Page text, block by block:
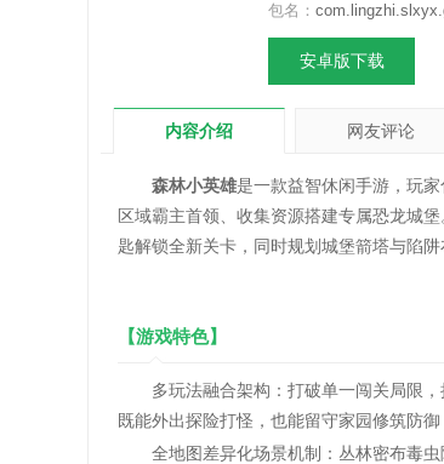
包名：
安卓版下载
内容介绍 网友评论
森林小英雄是一款益智休闲手游，玩
区域霸主首领、收集资源搭建专属恐龙城
匙解锁全新关卡，同时规划城堡箭塔与陷
【游戏特色】
多玩法融合架构：打破单一闯关局限，
既能外出探险打怪，也能留守家园修筑防御
全地图差异化场景机制：丛林密布毒虫